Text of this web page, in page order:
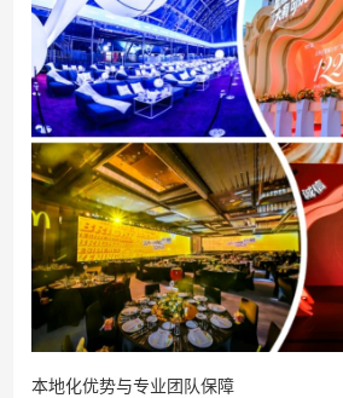
本地化优势与专业团队保障